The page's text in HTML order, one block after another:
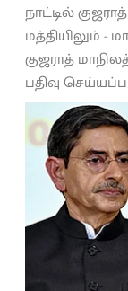
நாட்டில்
மத்தியிலும் -
குஜராத்
பதிவு